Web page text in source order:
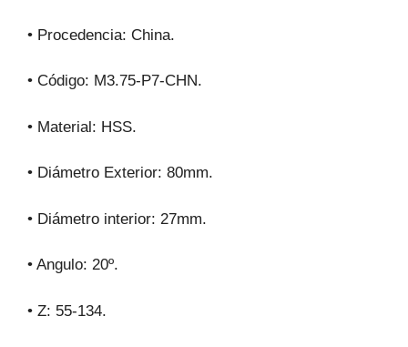
• Procedencia: China.
• Código: M3.75-P7-CHN.
• Material: HSS.
• Diámetro Exterior: 80mm.
• Diámetro interior: 27mm.
• Angulo: 20º.
• Z: 55-134.